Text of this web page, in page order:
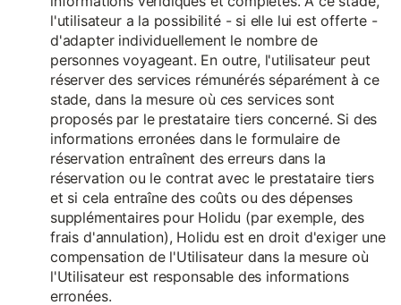
l'utilisateur a la possibilité - si elle lui est offerte -
d'adapter individuellement le nombre de
personnes voyageant. En outre, l'utilisateur peut
réserver des services rémunérés séparément à ce
stade, dans la mesure où ces services sont
proposés par le prestataire tiers concerné. Si des
informations erronées dans le formulaire de
réservation entraînent des erreurs dans la
réservation ou le contrat avec le prestataire tiers
et si cela entraîne des coûts ou des dépenses
supplémentaires pour Holidu (par exemple, des
frais d'annulation), Holidu est en droit d'exiger une
compensation de l'Utilisateur dans la mesure où
l'Utilisateur est responsable des informations
erronées.